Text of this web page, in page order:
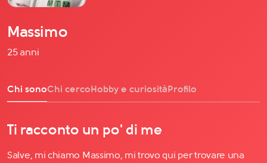
Massimo
25 anni
Chi sonoChi cercoHobby e curiositàProfilo
Ti racconto un po' di me
Salve, mi chiamo Massimo, mi trovo qui per trovare una